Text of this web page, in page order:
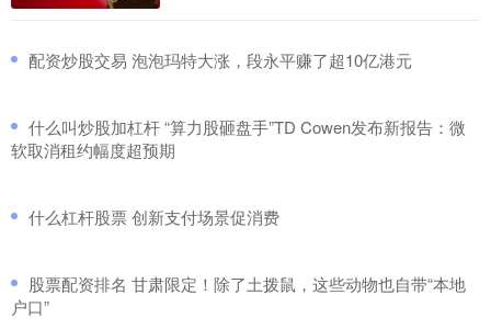
​配资炒股交易 泡泡玛特大涨，段永平赚了超10亿港元
​什么叫炒股加杠杆 “算力股砸盘手”TD Cowen发布新报告：微
软取消租约幅度超预期
​什么杠杆股票 创新支付场景促消费
​股票配资排名 甘肃限定！除了土拨鼠，这些动物也自带“本地
户口”